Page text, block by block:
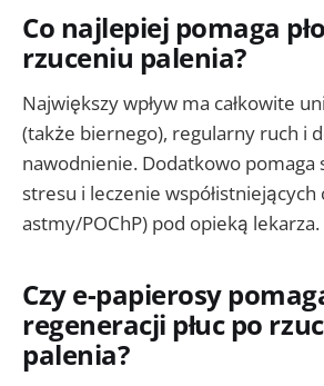
Co najlepiej pomaga
rzuceniu palenia?
Największy wpływ ma całkowite
(także biernego), regularny ruch i
nawodnienie. Dodatkowo pomaga
stresu i leczenie współistniejących
astmy/POChP) pod opieką lekarza.
Czy e-papierosy
regeneracji płuc po
palenia?